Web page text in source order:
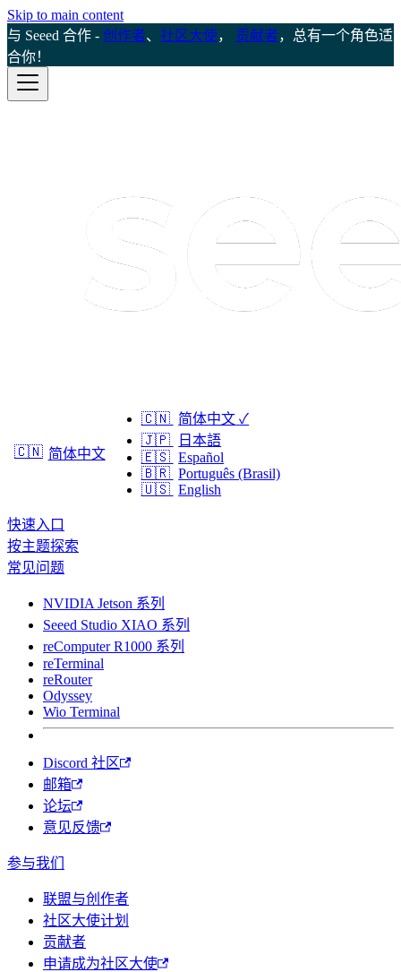
Skip to main content
与 Seeed 合作 - 创作者、 社区大使， 贡献者，总有一个角色适
合你！
🇨🇳 简体中文
🇨🇳 简体中文 ✓
🇯🇵
日本語
🇪🇸 Español
🇧🇷 Português (Brasil)
🇺🇸 English
快速入口
按主题探索
常见问题
NVIDIA Jetson 系列
Seeed Studio XIAO 系列
reComputer R1000 系列
reTerminal
reRouter
Odyssey
Wio Terminal
Discord 社区
邮箱
论坛
意见反馈
参与我们
联盟与创作者
社区大使计划
贡献者
申请成为社区大使